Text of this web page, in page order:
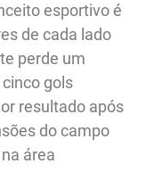
esportivo é
de cada lado
perde um
gols
resultado após
do campo
área